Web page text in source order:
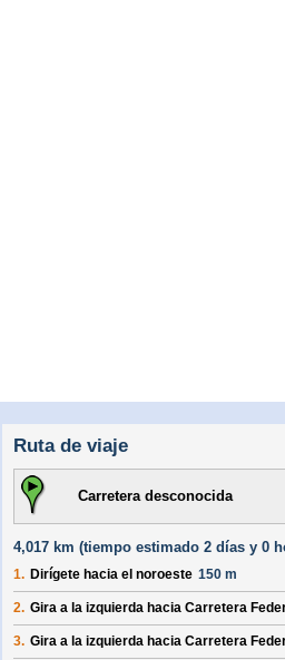
Ruta de viaje
Carretera desconocida
4,017 km (tiempo estimado 2 días y 0
1. Dirígete hacia el noroeste 150 m
2. Gira a la izquierda hacia Carretera
3. Gira a la izquierda hacia Carretera